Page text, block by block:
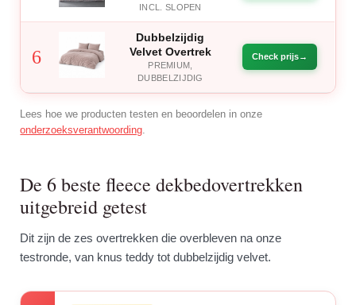
INCL. SLOPEN
6
Dubbelzijdig
Velvet Overtrek
PREMIUM,
DUBBELZIJDIG
Check prijs
Lees hoe we producten testen en beoordelen in onze
onderzoeksverantwoording.
De 6 beste fleece dekbedovertrekken
uitgebreid getest
Dit zijn de zes overtrekken die overbleven na onze
testronde, van knus teddy tot dubbelzijdig velvet.